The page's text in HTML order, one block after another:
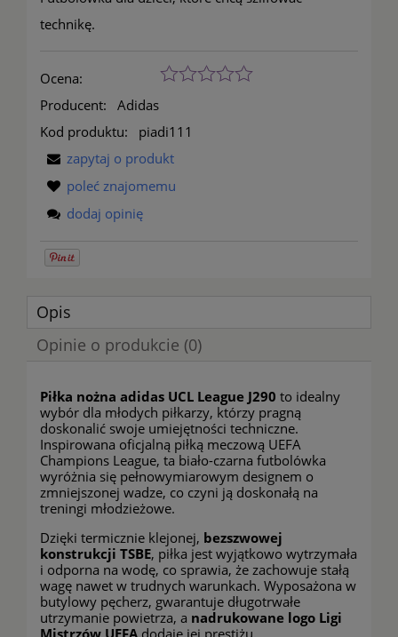
technikę.
Ocena:
Producent:
Adidas
Kod produktu:
piadi111
zapytaj o produkt
poleć znajomemu
dodaj opinię
Opis
Opinie o produkcie (0)
Piłka nożna adidas UCL League J290 to idealny
wybór dla młodych piłkarzy, którzy pragną
doskonalić swoje umiejętności techniczne.
Inspirowana oficjalną piłką meczową UEFA
Champions League, ta biało-czarna futbolówka
wyróżnia się pełnowymiarowym designem o
zmniejszonej wadze, co czyni ją doskonałą na
treningi młodzieżowe.
Dzięki termicznie klejonej, bezszwowej
konstrukcji TSBE, piłka jest wyjątkowo wytrzymała
i odporna na wodę, co sprawia, że zachowuje stałą
wagę nawet w trudnych warunkach. Wyposażona w
butylowy pęcherz, gwarantuje długotrwałe
utrzymanie powietrza, a nadrukowane logo Ligi
Mistrzów UEFA dodaje jej prestiżu.